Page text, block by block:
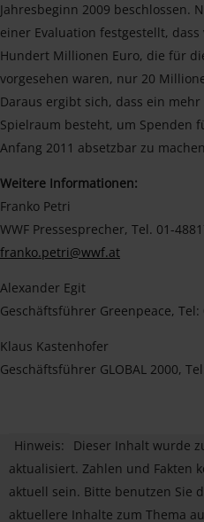
Jahresbeginn 2009 beschlossen.
einer Evaluation festgestellt,
Hundert Millionen Euro, die für
vorgesehen waren, nur 20
Daraus ergibt sich, dass ein
Spielraum besteht, um Spenden
Anfang 2011 absetzbar zu
Weitere Informationen:
Franko Petri
WWF Pressesprecher, Tel. 01-
franko.petri@wwf.at
Alexander Egit
Geschäftsführer Greenpeace, Tel:
Klaus Kastenhofer
Geschäftsführer GLOBAL 2000,
Hinweis:
Dieser Inhalt wurde
aktualisiert. Zahlen und Fakten
aktuell sein. Bitte benutzen Sie
aktuellere Inhalte zum Thema